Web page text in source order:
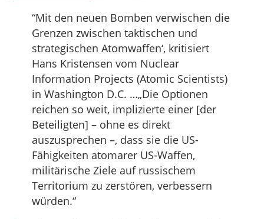
“Mit den neuen Bomben verwischen die
Grenzen zwischen taktischen und
strategischen Atomwaffen‘, kritisiert
Hans Kristensen vom Nuclear
Information Projects (Atomic Scientists)
in Washington D.C. …„Die Optionen
reichen so weit, implizierte einer [der
Beteiligten] – ohne es direkt
auszusprechen –, dass sie die US-
Fähigkeiten atomarer US-Waffen,
militärische Ziele auf russischem
Territorium zu zerstören, verbessern
würden.“